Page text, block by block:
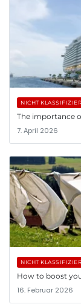
NICHT
The importance
7. April 2026
NICHT
How to boost
16. Februar 2026